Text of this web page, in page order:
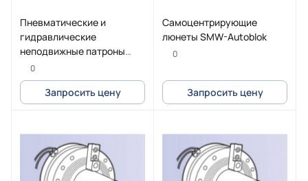
Пневматические и
гидравлические
неподвижные патроны
SMW-Autoblok
0
Запросить цену
Самоцентрирующие
люнеты SMW-Autoblok
0
Запросить цену